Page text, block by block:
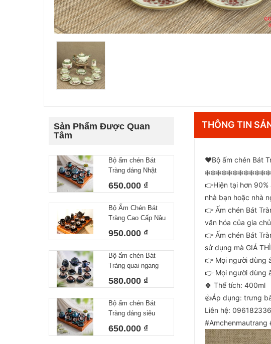
Sản Phẩm Được Quan
Tâm
Bộ ấm chén Bát
Tràng dáng Nhật
650.000 ₫
Bộ Ấm Chén Bát
Tràng Cao Cấp Nâu
Chóp Vẽ Thuận
Dung Tích 400ml
950.000 ₫
Bộ ấm chén Bát
Tràng quai ngang
580.000 ₫
Bộ ấm chén Bát
Tràng dáng siêu
nước lòng hoa
650.000 ₫
THÔNG TIN
❤️Bộ ấm chén Bát
👉Hiện tại hơn
nhà bạn hoặc nhà
👉 Ấm chén Bát
văn hóa của gia
👉 Ấm chén Bát
sử dụng mà GIÁ
👉 Mọi người dùng
👉 Mọi người dùng
🍀 Thể tích: 400ml
👍Áp dụng: trưng
Liên hệ: